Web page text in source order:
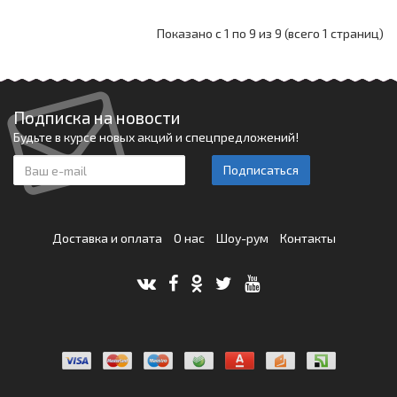
Показано с 1 по 9 из 9 (всего 1 страниц)
Подписка на новости
Будьте в курсе новых акций и спецпредложений!
Подписаться
Доставка и оплата О нас Шоу-рум Контакты